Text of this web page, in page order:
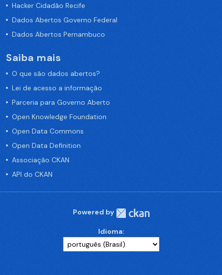
Hacker Cidadão Recife
Dados Abertos Governo Federal
Dados Abertos Pernambuco
Saiba mais
O que são dados abertos?
Lei de acesso a informação
Parceria para Governo Aberto
Open Knowledge Foundation
Open Data Commons
Open Data Definition
Associação CKAN
API do CKAN
Powered by
Idioma